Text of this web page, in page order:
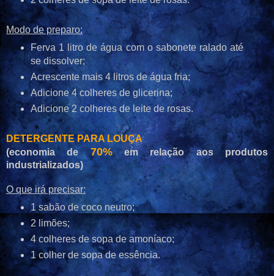
Modo de preparo:
Ferva 1 litro de água com o sabonete ralado até
se dissolver;
Acrescente mais 4 litros de água fria;
Adicione 4 colheres de glicerina;
Adicione 2 colheres de leite de rosas.
DETERGENTE PARA LOUÇA
(economia de70%em relação aos produtos
industrializados)
O que irá precisar:
1 sabão de coco neutro;
2 limões;
4 colheres de sopa de amoníaco;
1 colher de sopa de essência.